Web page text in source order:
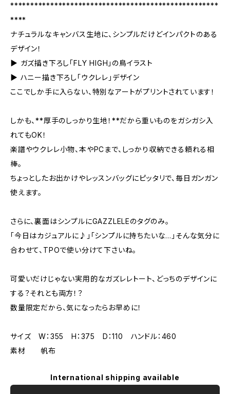
****************************************************
****
ナチュラルなキャンバス生地に、シンプルだけどインパクトのある
デザイン！
▶ ガズ描き下ろし「FLY HIGH」の鳥イラスト
▶ ハニー描き下ろし「ウクレレ」デザイン
ここでしか手に入らない、特別なアートがプリントされています！
しかも、**厚手のしっかり生地！**だから重いものをガシガシ入
れてもOK！
楽譜やウクレレ小物、本やPCまで、しっかり収納できる頼れる相
棒。
ちょっとしたお出かけやレッスンバッグにピッタリで、毎日ガンガン
使えます。
さらに、裏面はシンプルにGAZZLELEのタグのみ。
「今日はカジュアルに♪」「シンプルに持ちたいな…」そんな気分に
合わせて、TPOで使い分けて下さいね。
可愛いだけじゃない実用的なガズレレトート、どっちのデザインに
する？それとも両方！？
数量限定だから、気になったらお早めに！
サイズ W：355 H：375 D：110 ハンドル：460
素材 帆布
International shipping available